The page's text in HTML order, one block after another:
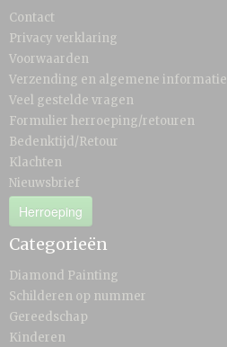
Contact
Privacy verklaring
Voorwaarden
Verzending en algemene informatie
Veel gestelde vragen
Formulier herroeping/retouren
Bedenktijd/Retour
Klachten
Nieuwsbrief
Herroeping
Categorieën
Diamond Painting
Schilderen op nummer
Gereedschap
Kinderen